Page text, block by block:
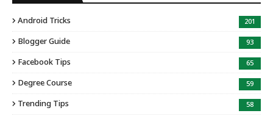
Android Tricks 201
Blogger Guide 93
Facebook Tips 65
Degree Course 59
Trending Tips 58